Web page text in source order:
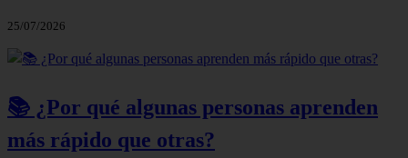
25/07/2026
📚 ¿Por qué algunas personas aprenden
más rápido que otras?